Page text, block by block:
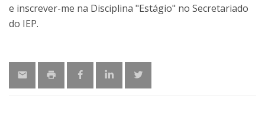
e inscrever-me na Disciplina "Estágio" no Secretariado
do IEP.